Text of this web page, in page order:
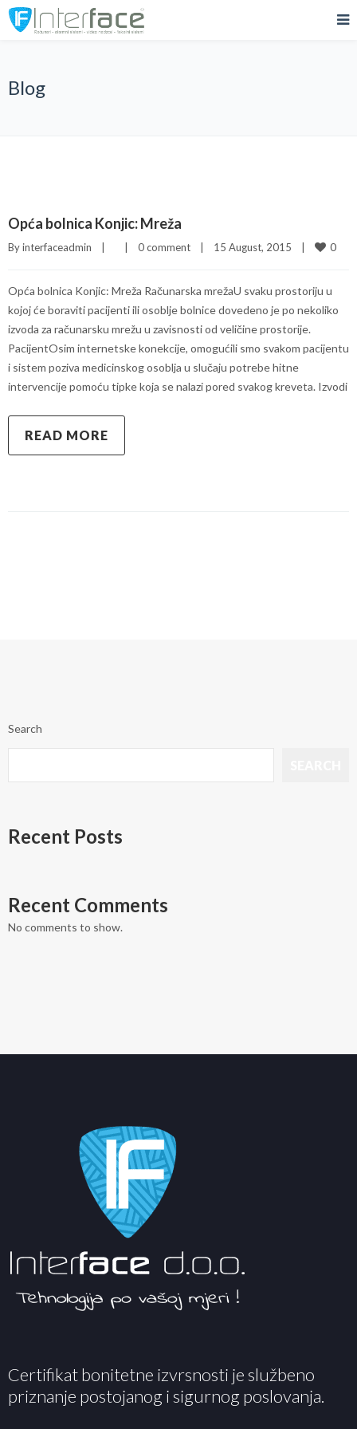
Blog
Opća bolnica Konjic: Mreža
By interfaceadmin 0 comment 15 August, 2015 0
Opća bolnica Konjic: Mreža Računarska mrežaU svaku prostoriju u
kojoj će boraviti pacijenti ili osoblje bolnice dovedeno je po nekoliko
izvoda za računarsku mrežu u zavisnosti od veličine prostorije.
PacijentOsim internetske konekcije, omogućili smo svakom pacijentu
i sistem poziva medicinskog osoblja u slučaju potrebe hitne
intervencije pomoću tipke koja se nalazi pored svakog kreveta. Izvodi
READ MORE
Search
Recent Posts
Recent Comments
No comments to show.
Certifikat bonitetne izvrsnosti je službeno
priznanje postojanog i sigurnog poslovanja.